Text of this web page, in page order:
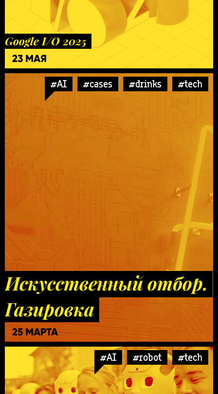
Google I/O 2025
23 МАЯ
#AI #cases #drinks #tech
Искусственный отбор.
Газировка
25 МАРТА
#AI #robot #tech